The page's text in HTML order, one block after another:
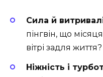
Сила й
пінгвін, що
вітрі задля життя?
Ніжність і